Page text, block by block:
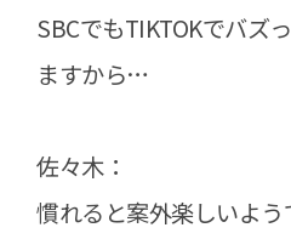
SBCでもTIKTOKでバズ
ますから…
佐々木：
慣れると案外楽しいよう